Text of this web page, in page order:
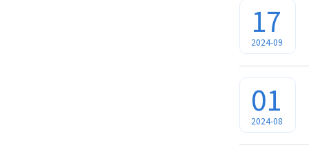
17
2024-09
01
2024-08